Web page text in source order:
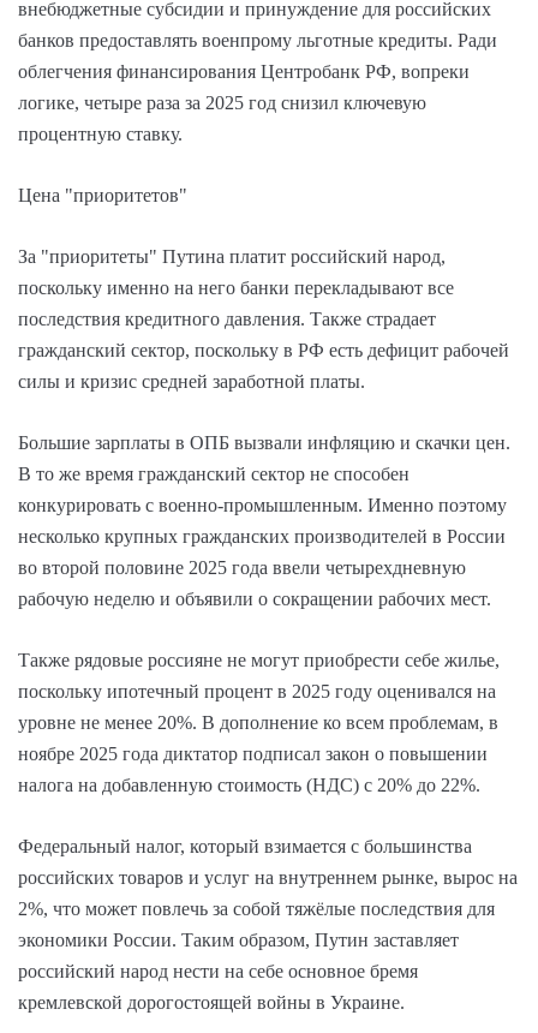
внебюджетные субсидии и принуждение для российских
банков предоставлять военпрому льготные кредиты. Ради
облегчения финансирования Центробанк РФ, вопреки
логике, четыре раза за 2025 год снизил ключевую
процентную ставку.
Цена "приоритетов"
За "приоритеты" Путина платит российский народ,
поскольку именно на него банки перекладывают все
последствия кредитного давления. Также страдает
гражданский сектор, поскольку в РФ есть дефицит рабочей
силы и кризис средней заработной платы.
Большие зарплаты в ОПБ вызвали инфляцию и скачки цен.
В то же время гражданский сектор не способен
конкурировать с военно-промышленным. Именно поэтому
несколько крупных гражданских производителей в России
во второй половине 2025 года ввели четырехдневную
рабочую неделю и объявили о сокращении рабочих мест.
Также рядовые россияне не могут приобрести себе жилье,
поскольку ипотечный процент в 2025 году оценивался на
уровне не менее 20%. В дополнение ко всем проблемам, в
ноябре 2025 года диктатор подписал закон о повышении
налога на добавленную стоимость (НДС) с 20% до 22%.
Федеральный налог, который взимается с большинства
российских товаров и услуг на внутреннем рынке, вырос на
2%, что может повлечь за собой тяжёлые последствия для
экономики России. Таким образом, Путин заставляет
российский народ нести на себе основное бремя
кремлевской дорогостоящей войны в Украине.